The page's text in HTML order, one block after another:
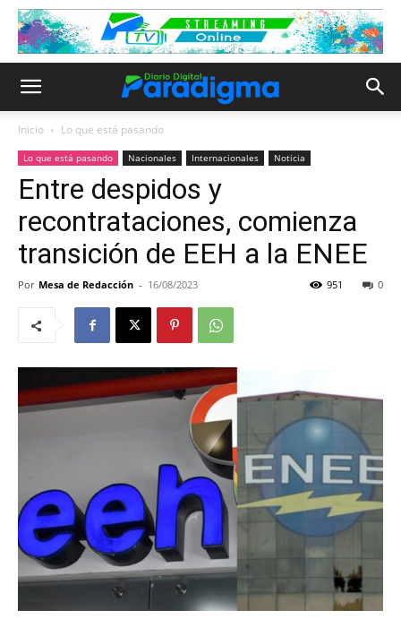
Inicio Lo que está pasando
Lo que está pasando Nacionales Internacionales Noticia
Entre despidos y
recontrataciones, comienza
transición de EEH a la ENEE
Por Mesa de Redacción - 16/08/2023 0
951